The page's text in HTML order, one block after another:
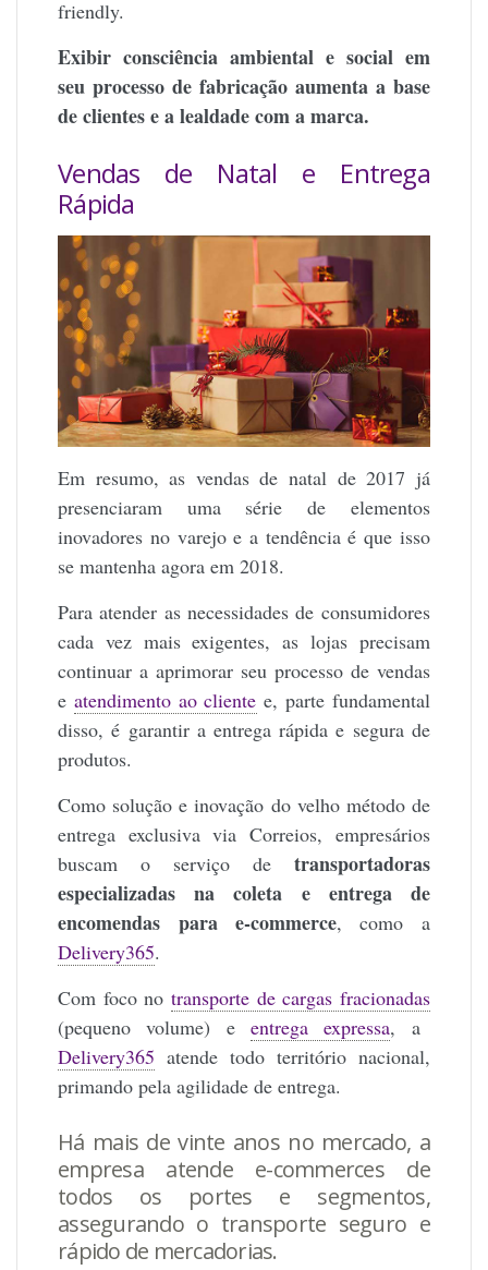
friendly.
Exibir consciência ambiental e social em
seu processo de fabricação aumenta a base
de clientes e a lealdade com a marca.
Vendas de Natal e Entrega
Rápida
Em resumo, as vendas de natal de 2017 já
presenciaram uma série de elementos
inovadores no varejo e a tendência é que isso
se mantenha agora em 2018.
Para atender as necessidades de consumidores
cada vez mais exigentes, as lojas precisam
continuar a aprimorar seu processo de vendas
e atendimento ao cliente e, parte fundamental
disso, é garantir a entrega rápida e segura de
produtos.
Como solução e inovação do velho método de
entrega exclusiva via Correios, empresários
buscam o serviço detransportadoras
especializadas na coleta e entrega de
encomendas para e-commerce, como a
Delivery365.
Com foco no transporte de cargas fracionadas
(pequeno volume) e entrega expressa, a
Delivery365 atende todo território nacional,
primando pela agilidade de entrega.
Há mais de vinte anos no mercado, a
empresa atende e-commerces de
todos os portes e segmentos,
assegurando o transporte seguro e
rápido de mercadorias.